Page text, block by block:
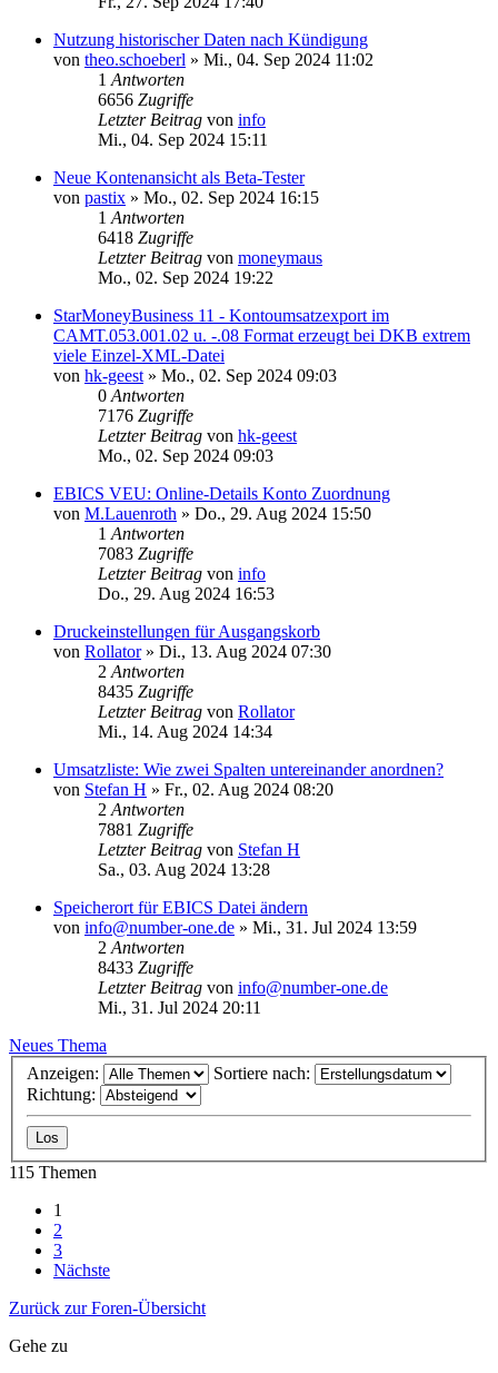
Nutzung historischer Daten nach Kündigung
von theo.schoeberl » Mi., 04. Sep 2024 11:02
1 Antworten
6656 Zugriffe
Letzter Beitrag von info
Mi., 04. Sep 2024 15:11
Neue Kontenansicht als Beta-Tester
von pastix » Mo., 02. Sep 2024 16:15
1 Antworten
6418 Zugriffe
Letzter Beitrag von moneymaus
Mo., 02. Sep 2024 19:22
StarMoneyBusiness 11 - Kontoumsatzexport im
CAMT.053.001.02 u. -.08 Format erzeugt bei DKB extrem
viele Einzel-XML-Datei
von hk-geest » Mo., 02. Sep 2024 09:03
0 Antworten
7176 Zugriffe
Letzter Beitrag von hk-geest
Mo., 02. Sep 2024 09:03
EBICS VEU: Online-Details Konto Zuordnung
von M.Lauenroth » Do., 29. Aug 2024 15:50
1 Antworten
7083 Zugriffe
Letzter Beitrag von info
Do., 29. Aug 2024 16:53
Druckeinstellungen für Ausgangskorb
von Rollator» Di., 13. Aug 2024 07:30
2 Antworten
8435 Zugriffe
Letzter Beitrag von Rollator
Mi., 14. Aug 2024 14:34
Umsatzliste: Wie zwei Spalten untereinander anordnen?
von Stefan H » Fr., 02. Aug 2024 08:20
2 Antworten
7881 Zugriffe
Letzter Beitrag von Stefan H
Sa., 03. Aug 2024 13:28
Speicherort für EBICS Datei ändern
von info@number-one.de » Mi., 31. Jul 2024 13:59
2 Antworten
8433 Zugriffe
Letzter Beitrag von info@number-one.de
Mi., 31. Jul 2024 20:11
Neues Thema
Anzeigen:
Sortiere nach:
Richtung:
115 Themen
1
2
3
Nächste
Zurück zur Foren-Übersicht
Gehe zu